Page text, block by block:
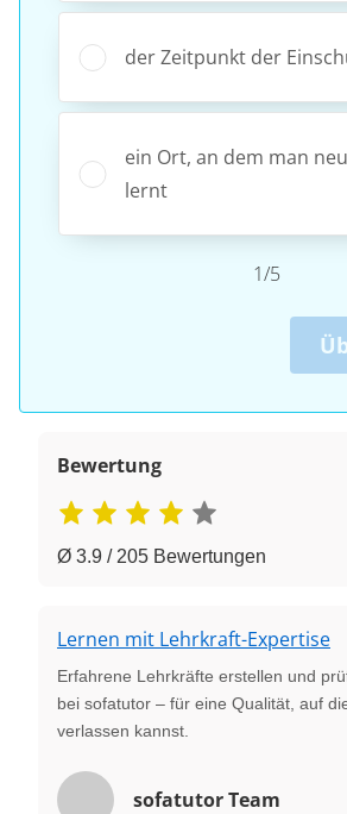
der Zeitpunkt der
ein Ort, an dem man
lernt
1/5
Bewertung
Ø 3.9 / 205 Bewertungen
Lernen mit Lehrkraft-Expertise
Erfahrene Lehrkräfte erstellen und
bei sofatutor – für eine Qualität, auf
verlassen kannst.
sofatutor Team